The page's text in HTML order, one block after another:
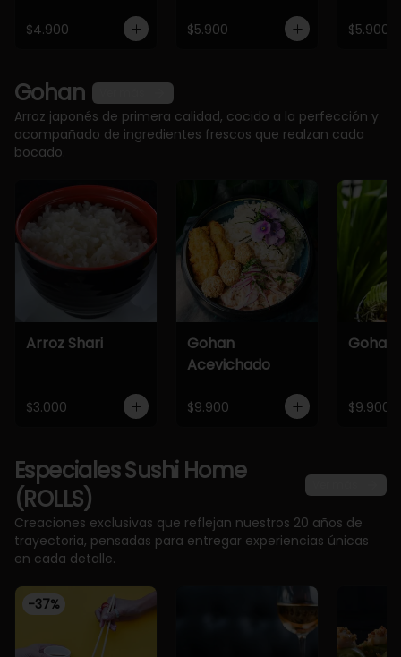
$4.900 $5.900 $5.900
Gohan
Arroz japonés de primera calidad, cocido a la perfección y
acompañado de ingredientes frescos que realzan cada
bocado.
Arroz Shari
$3.000
Gohan
Acevichado
$9.900
Gohan
$9.900
Especiales Sushi Home
(ROLLS)
Creaciones exclusivas que reflejan nuestros 20 años de
trayectoria, pensadas para entregar experiencias únicas
en cada detalle.
-37%